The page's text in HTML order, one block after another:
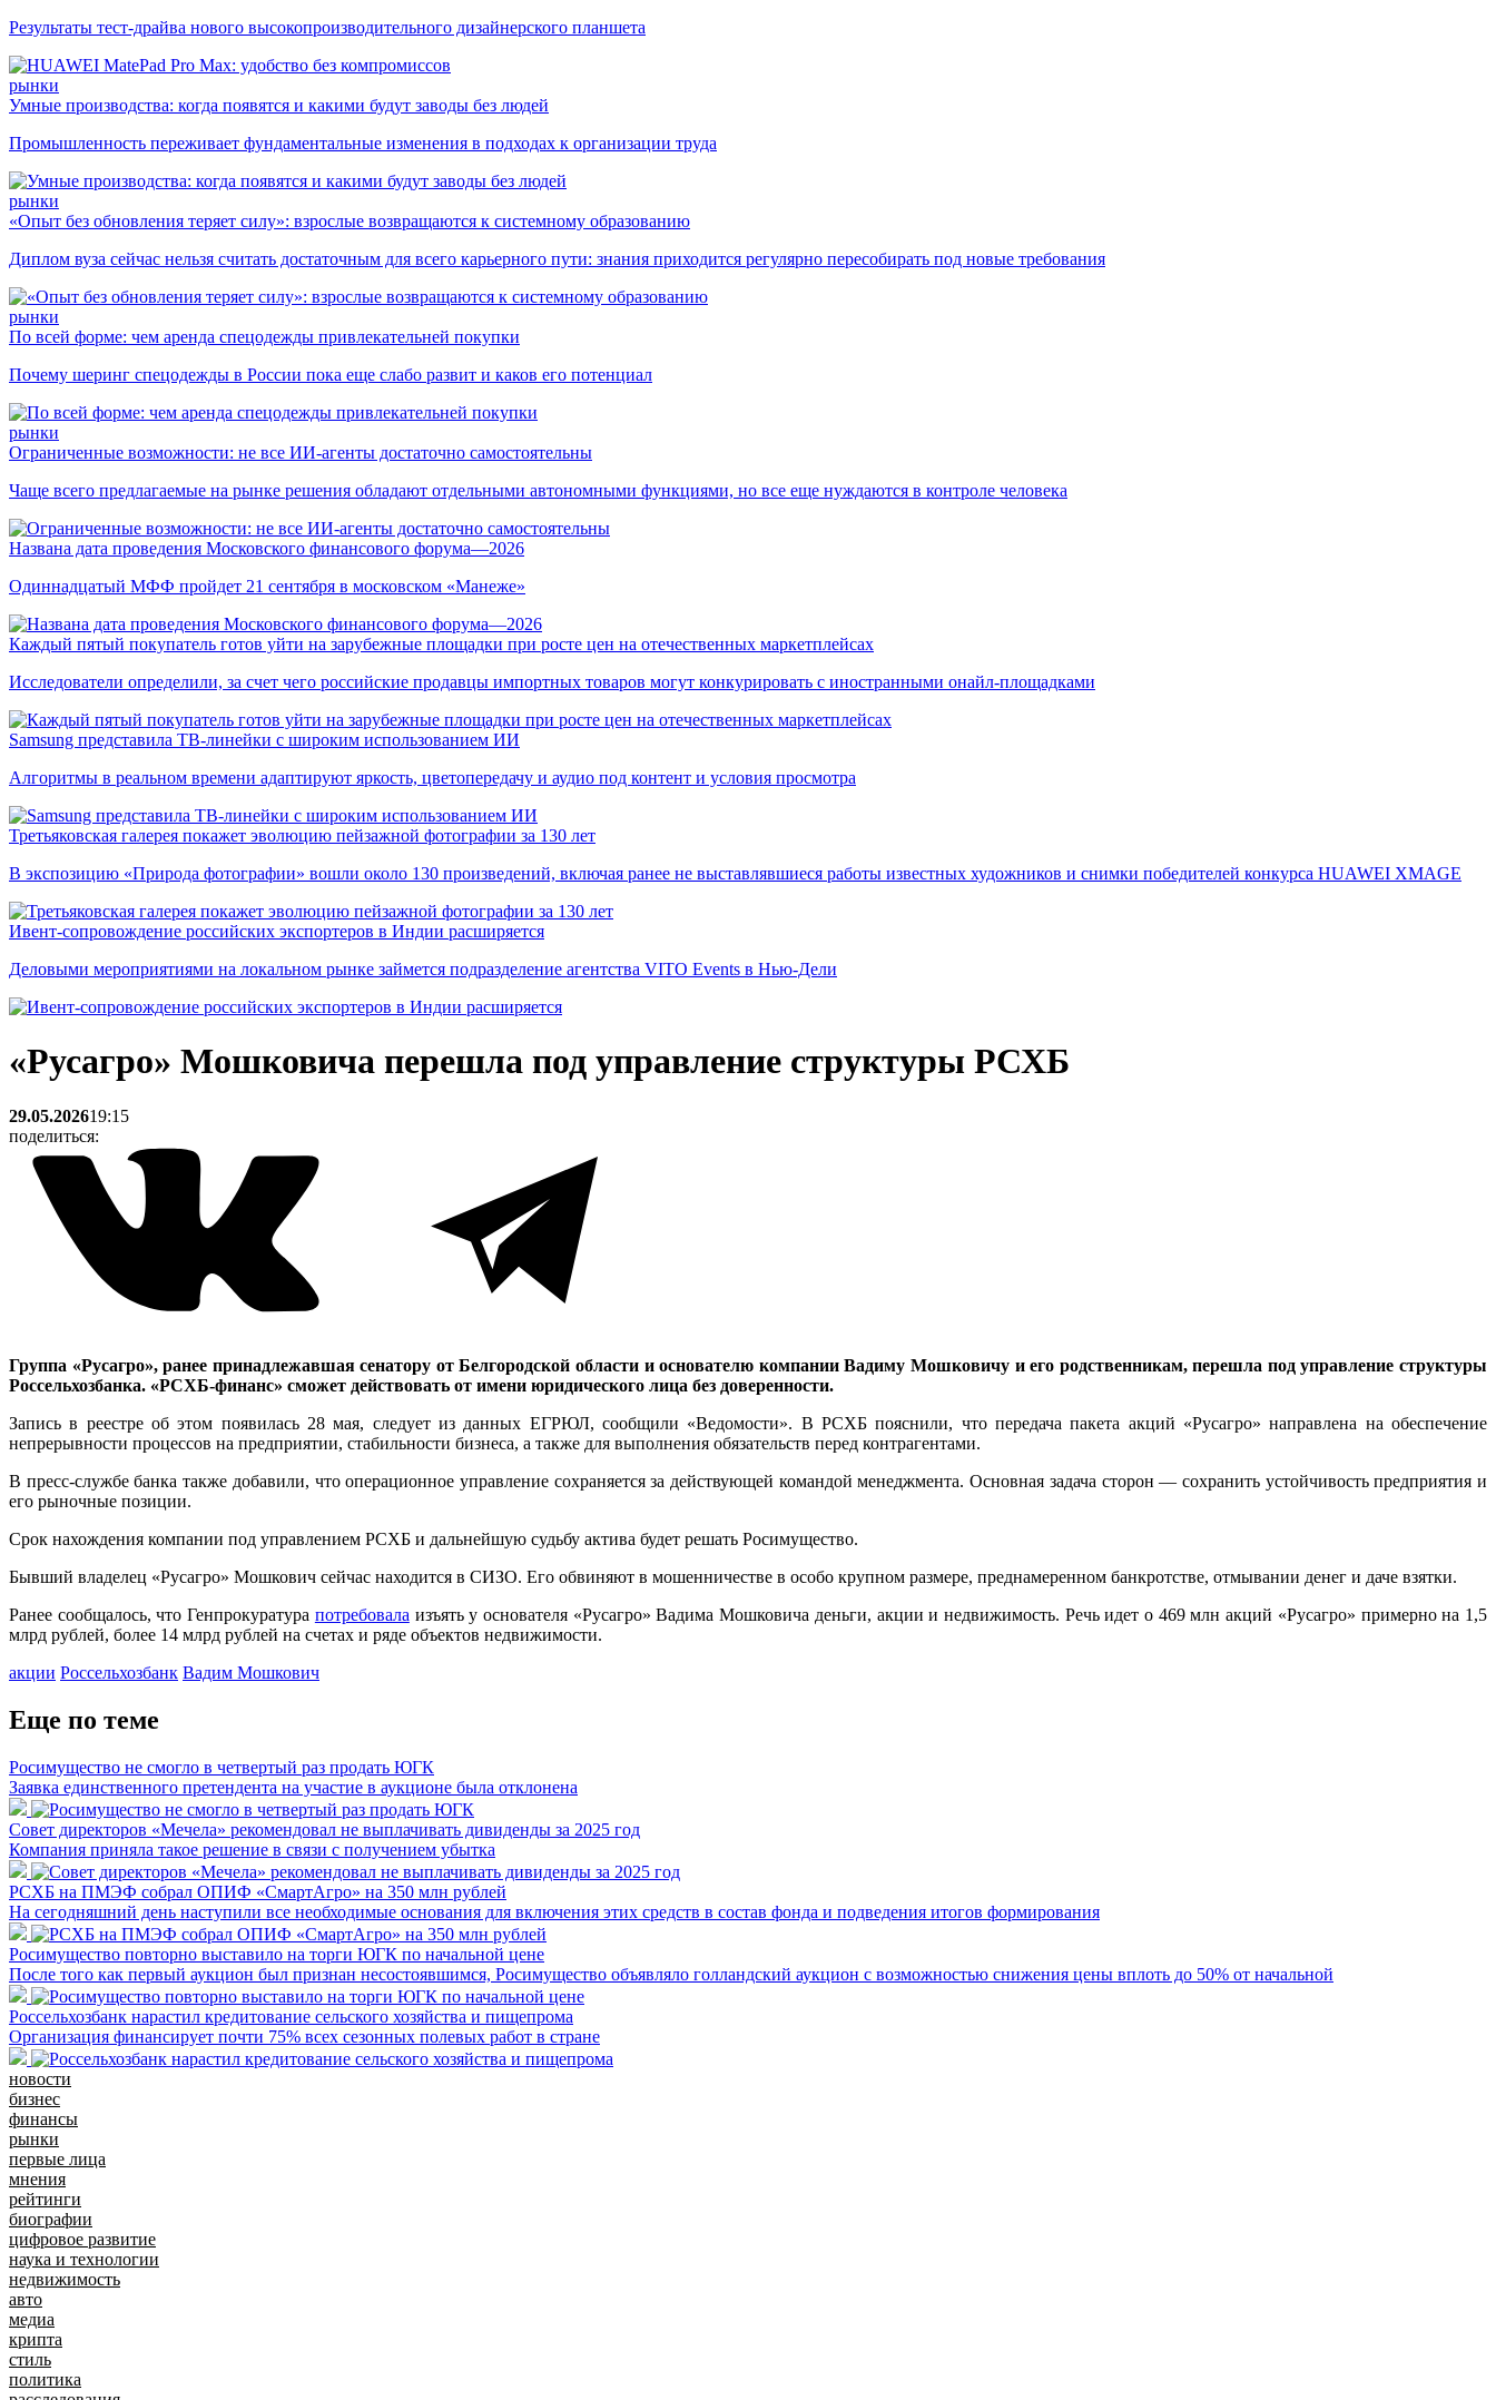
Результаты тест-драйва нового высокопроизводительного дизайнерского планшета
рынки
Умные производства: когда появятся и какими будут заводы без людей
Промышленность переживает фундаментальные изменения в подходах к организации труда
рынки
«Опыт без обновления теряет силу»: взрослые возвращаются к системному образованию
Диплом вуза сейчас нельзя считать достаточным для всего карьерного пути: знания приходится регулярно пересобирать под новые требования
рынки
По всей форме: чем аренда спецодежды привлекательней покупки
Почему шеринг спецодежды в России пока еще слабо развит и каков его потенциал
рынки
Ограниченные возможности: не все ИИ-агенты достаточно самостоятельны
Чаще всего предлагаемые на рынке решения обладают отдельными автономными функциями, но все еще нуждаются в контроле человека
Названа дата проведения Московского финансового форума—2026
Одиннадцатый МФФ пройдет 21 сентября в московском «Манеже»
Каждый пятый покупатель готов уйти на зарубежные площадки при росте цен на отечественных маркетплейсах
Исследователи определили, за счет чего российские продавцы импортных товаров могут конкурировать с иностранными онайл-площадками
Samsung представила ТВ-линейки с широким использованием ИИ
Алгоритмы в реальном времени адаптируют яркость, цветопередачу и аудио под контент и условия просмотра
Третьяковская галерея покажет эволюцию пейзажной фотографии за 130 лет
В экспозицию «Природа фотографии» вошли около 130 произведений, включая ранее не выставлявшиеся работы известных художников и снимки победителей конкурса HUAWEI XMAGE
Ивент-сопровождение российских экспортеров в Индии расширяется
Деловыми мероприятиями на локальном рынке займется подразделение агентства VITO Events в Нью-Дели
«Русагро» Мошковича перешла под управление структуры РСХБ
29.05.202619:15
поделиться:
Группа «Русагро», ранее принадлежавшая сенатору от Белгородской области и основателю компании Вадиму Мошковичу и его родственникам, перешла под управление структуры
Россельхозбанка. «РСХБ-финанс» сможет действовать от имени юридического лица без доверенности.
Запись в реестре об этом появилась 28 мая, следует из данных ЕГРЮЛ, сообщили «Ведомости». В РСХБ пояснили, что передача пакета акций «Русагро» направлена на обеспечение
непрерывности процессов на предприятии, стабильности бизнеса, а также для выполнения обязательств перед контрагентами.
В пресс-службе банка также добавили, что операционное управление сохраняется за действующей командой менеджмента. Основная задача сторон — сохранить устойчивость предприятия и
его рыночные позиции.
Срок нахождения компании под управлением РСХБ и дальнейшую судьбу актива будет решать Росимущество.
Бывший владелец «Русагро» Мошкович сейчас находится в СИЗО. Его обвиняют в мошенничестве в особо крупном размере, преднамеренном банкротстве, отмывании денег и даче взятки.
Ранее сообщалось, что Генпрокуратура потребовала изъять у основателя «Русагро» Вадима Мошковича деньги, акции и недвижимость. Речь идет о 469 млн акций «Русагро» примерно на 1,5
млрд рублей, более 14 млрд рублей на счетах и ряде объектов недвижимости.
акции Россельхозбанк Вадим Мошкович
Еще по теме
Росимущество не смогло в четвертый раз продать ЮГК
Заявка единственного претендента на участие в аукционе была отклонена
Совет директоров «Мечела» рекомендовал не выплачивать дивиденды за 2025 год
Компания приняла такое решение в связи с получением убытка
РСХБ на ПМЭФ собрал ОПИФ «СмартАгро» на 350 млн рублей
На сегодняшний день наступили все необходимые основания для включения этих средств в состав фонда и подведения итогов формирования
Росимущество повторно выставило на торги ЮГК по начальной цене
После того как первый аукцион был признан несостоявшимся, Росимущество объявляло голландский аукцион с возможностью снижения цены вплоть до 50% от начальной
Россельхозбанк нарастил кредитование сельского хозяйства и пищепрома
Организация финансирует почти 75% всех сезонных полевых работ в стране
новости
бизнес
финансы
рынки
первые лица
мнения
рейтинги
биографии
цифровое развитие
наука и технологии
недвижимость
авто
медиа
крипта
стиль
политика